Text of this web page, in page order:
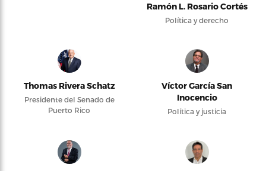
Ramón L. Rosario Cortés
Política y derecho
Thomas Rivera Schatz
Presidente del Senado de
Puerto Rico
Víctor García San
Inocencio
Política y justicia